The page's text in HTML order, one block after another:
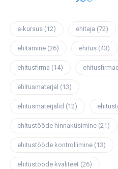
e-kursus (12) ehitaja (72)
ehitamine (26) ehitus (43)
ehitusfirma (14) ehitusfirmad
ehitusmaterjal (13)
ehitusmaterjalid (12)
ehitustööde hinnaküsimine (21)
ehitustööde kontrollimine (13)
ehitustööde kvaliteet (26)